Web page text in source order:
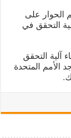
الحوار على
التحقق في
آلية التحقق
الأمم المتحدة